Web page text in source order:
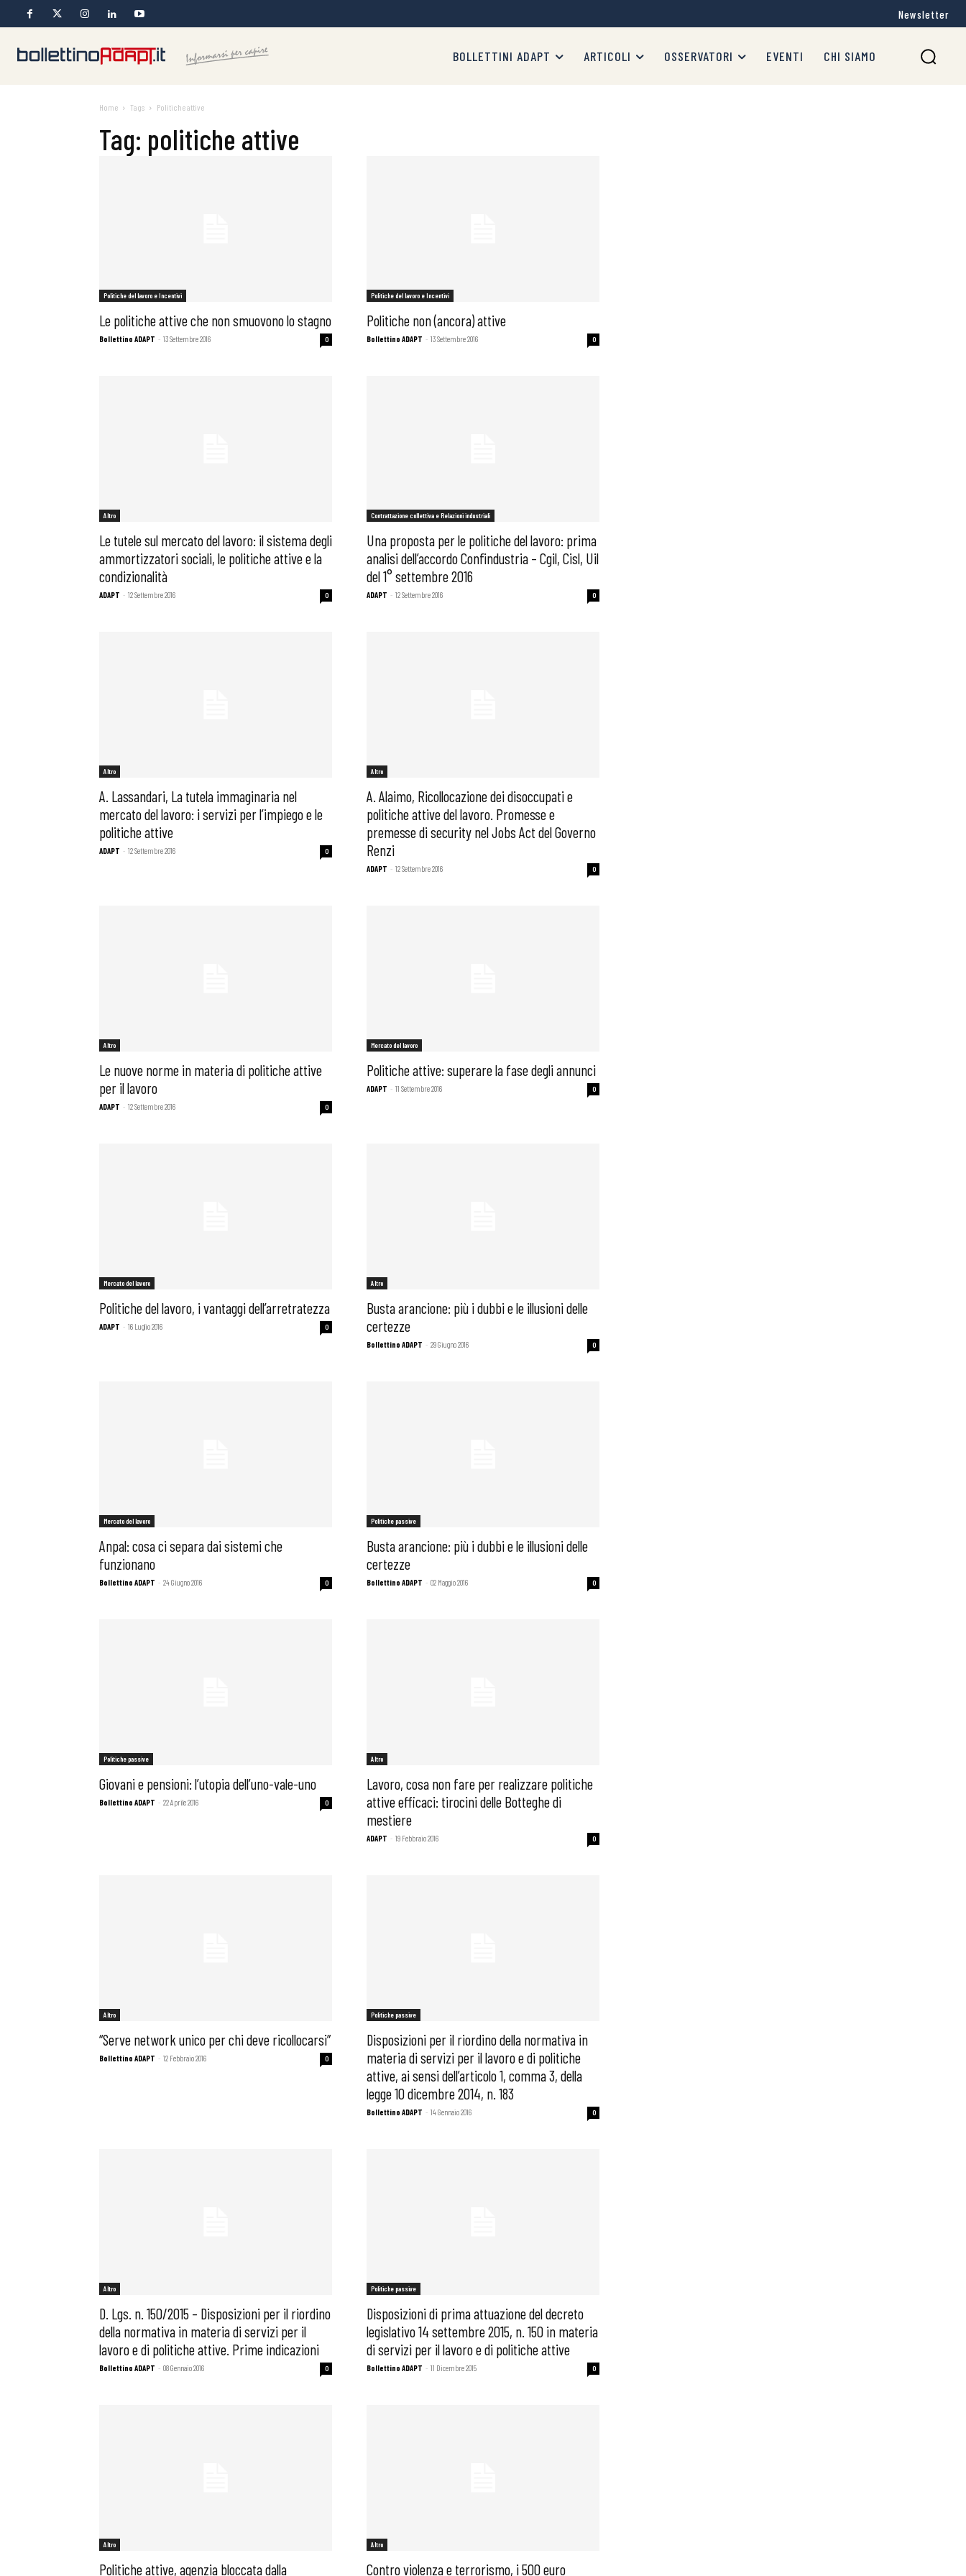
Bollettini ADAPT
Newsletter
BOLLETTINI ADAPT ARTICOLI OSSERVATORI EVENTI CHI SIAMO
Home Tags Politiche attive
Tag: politiche attive
Politiche del lavoro e Incentivi
Le politiche attive che non smuovono lo stagno
Bollettino ADAPT - 13 Settembre 2016 0
Politiche del lavoro e Incentivi
Politiche non (ancora) attive
Bollettino ADAPT - 13 Settembre 2016 0
Altro
Le tutele sul mercato del lavoro: il sistema degli
ammortizzatori sociali, le politiche attive e la
condizionalità
ADAPT - 12 Settembre 2016 0
Contrattazione collettiva e Relazioni industriali
Una proposta per le politiche del lavoro: prima
analisi dell’accordo Confindustria – Cgil, Cisl, Uil
del 1° settembre 2016
ADAPT - 12 Settembre 2016 0
Altro
A. Lassandari, La tutela immaginaria nel
mercato del lavoro: i servizi per l’impiego e le
politiche attive
ADAPT - 12 Settembre 2016 0
Altro
A. Alaimo, Ricollocazione dei disoccupati e
politiche attive del lavoro. Promesse e
premesse di security nel Jobs Act del Governo
Renzi
ADAPT - 12 Settembre 2016 0
Altro
Le nuove norme in materia di politiche attive
per il lavoro
ADAPT - 12 Settembre 2016 0
Mercato del lavoro
Politiche attive: superare la fase degli annunci
ADAPT - 11 Settembre 2016 0
Mercato del lavoro
Politiche del lavoro, i vantaggi dell’arretratezza
ADAPT - 16 Luglio 2016 0
Altro
Busta arancione: più i dubbi e le illusioni delle
certezze
Bollettino ADAPT - 29 Giugno 2016 0
Mercato del lavoro
Anpal: cosa ci separa dai sistemi che
funzionano
Bollettino ADAPT - 24 Giugno 2016 0
Politiche passive
Busta arancione: più i dubbi e le illusioni delle
certezze
Bollettino ADAPT - 02 Maggio 2016 0
Politiche passive
Giovani e pensioni: l’utopia dell’uno-vale-uno
Bollettino ADAPT - 22 Aprile 2016 0
Altro
Lavoro, cosa non fare per realizzare politiche
attive efficaci: tirocini delle Botteghe di
mestiere
ADAPT - 19 Febbraio 2016 0
Altro
“Serve network unico per chi deve ricollocarsi”
Bollettino ADAPT - 12 Febbraio 2016 0
Politiche passive
Disposizioni per il riordino della normativa in
materia di servizi per il lavoro e di politiche
attive, ai sensi dell’articolo 1, comma 3, della
legge 10 dicembre 2014, n. 183
Bollettino ADAPT - 14 Gennaio 2016 0
Altro
D. Lgs. n. 150/2015 – Disposizioni per il riordino
della normativa in materia di servizi per il
lavoro e di politiche attive. Prime indicazioni
Bollettino ADAPT - 08 Gennaio 2016 0
Politiche passive
Disposizioni di prima attuazione del decreto
legislativo 14 settembre 2015, n. 150 in materia
di servizi per il lavoro e di politiche attive
Bollettino ADAPT - 11 Dicembre 2015 0
Altro
Politiche attive, agenzia bloccata dalla
Altro
Contro violenza e terrorismo, i 500 euro